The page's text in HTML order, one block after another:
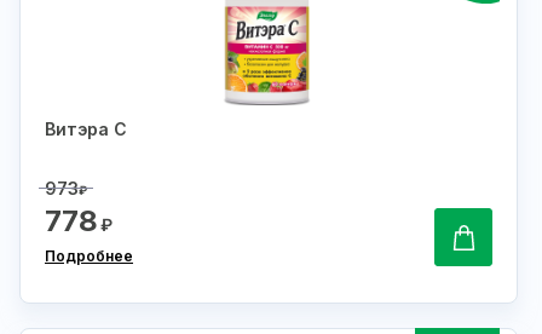
Витэра С
973₽
778₽
Подробнее